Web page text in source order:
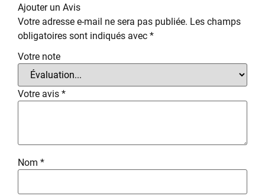
Ajouter un Avis
Votre adresse e-mail ne sera pas publiée. Les champs
obligatoires sont indiqués avec *
Votre note
Votre avis *
Nom *